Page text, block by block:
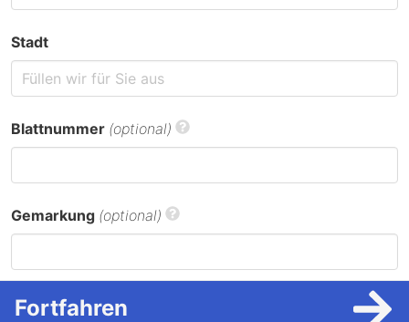
Stadt
Blattnummer (optional)
Gemarkung (optional)
Fortfahren